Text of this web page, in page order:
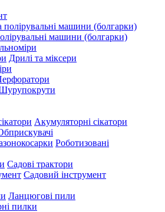
машини (болгарки)
Дрилі та міксери
Акумуляторні сікатори
Роботизовані
Садові трактори
Садовий інструмент
Ланцюгові пили
пилки